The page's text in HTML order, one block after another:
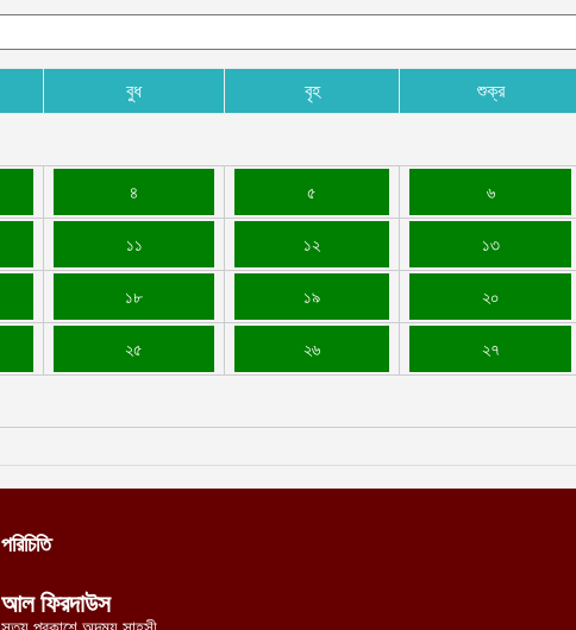
বুধ বৃহ শুক্র
৪ ৫ ৬
১১ ১২ ১৩
১৮ ১৯ ২০
২৫ ২৬ ২৭
পরিচিতি
আল ফিরদাউস